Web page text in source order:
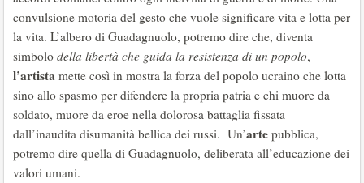
convulsione motoria del gesto che vuole significare vita e lotta per
la vita. L’albero di Guadagnuolo, potremo dire che, diventa
simbolo della libertà che guida la resistenza di un popolo,
l’artista mette così in mostra la forza del popolo ucraino che lotta
sino allo spasmo per difendere la propria patria e chi muore da
soldato, muore da eroe nella dolorosa battaglia fissata
dall’inaudita disumanità bellica dei russi. Un’arte pubblica,
potremo dire quella di Guadagnuolo, deliberata all’educazione dei
valori umani.